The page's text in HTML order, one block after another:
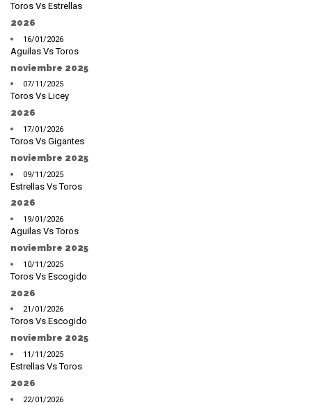
Toros Vs Estrellas
2026
16/01/2026
Aguilas Vs Toros
noviembre 2025
07/11/2025
Toros Vs Licey
2026
17/01/2026
Toros Vs Gigantes
noviembre 2025
09/11/2025
Estrellas Vs Toros
2026
19/01/2026
Aguilas Vs Toros
noviembre 2025
10/11/2025
Toros Vs Escogido
2026
21/01/2026
Toros Vs Escogido
noviembre 2025
11/11/2025
Estrellas Vs Toros
2026
22/01/2026